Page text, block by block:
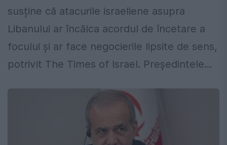
susține că atacurile israeliene asupra
Libanului ar încălca acordul de încetare a
focului și ar face negocierile lipsite de sens,
potrivit The Times of Israel. Președintele...